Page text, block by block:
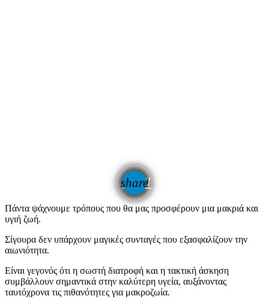
share
email
Πάντα ψάχνουμε τρόπους που θα μας προσφέρουν μια μακριά και
υγιή ζωή.
Σίγουρα δεν υπάρχουν μαγικές συνταγές που εξασφαλίζουν την
αιωνιότητα.
Είναι γεγονός ότι η σωστή διατροφή και η τακτική άσκηση
συμβάλλουν σημαντικά στην καλύτερη υγεία, αυξάνοντας
ταυτόχρονα τις πιθανότητες για μακροζωία.